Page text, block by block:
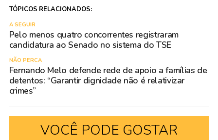
TÓPICOS RELACIONADOS:
A SEGUIR
Pelo menos quatro concorrentes registraram
candidatura ao Senado no sistema do TSE
NÃO PERCA
Fernando Melo defende rede de apoio a famílias de
detentos: “Garantir dignidade não é relativizar
crimes”
VOCÊ PODE GOSTAR